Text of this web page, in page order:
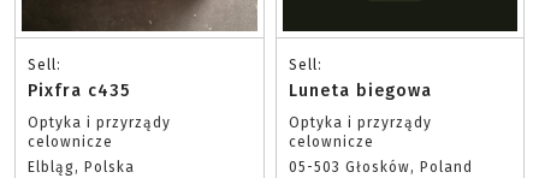
Sell:
Pixfra c435
Optyka i przyrządy
celownicze
Elbląg, Polska
Sell:
Luneta biegowa
Optyka i przyrządy
celownicze
05-503 Głosków, Poland